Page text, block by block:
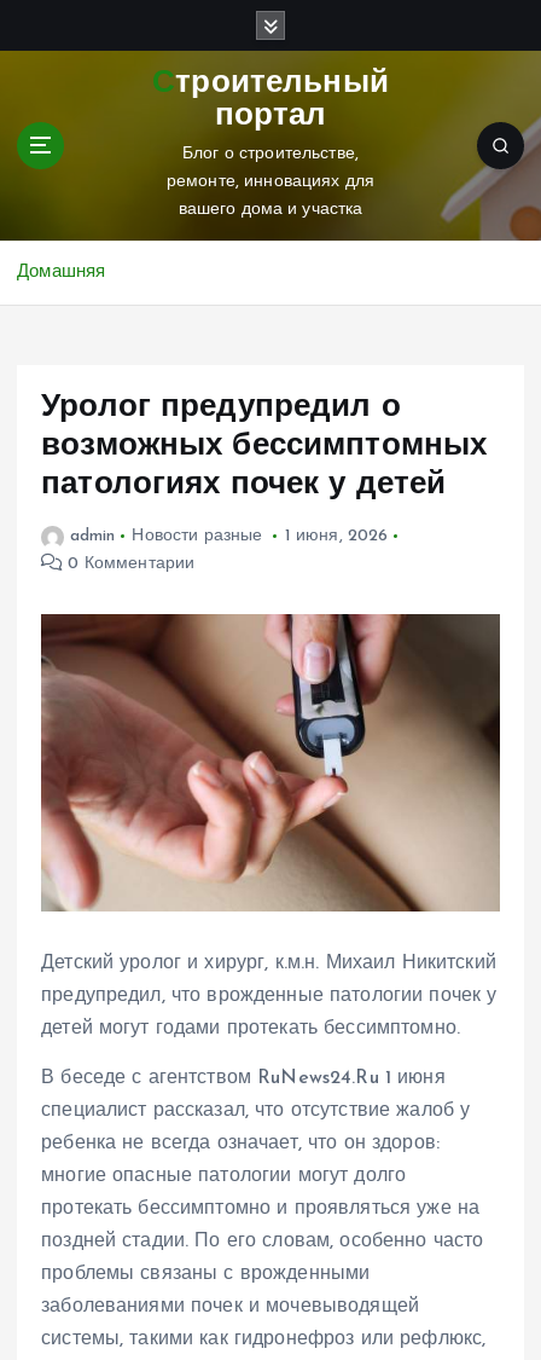
Строительный
портал
Блог о строительстве,
ремонте, инновациях для
вашего дома и участка
Домашняя
Уролог предупредил о
возможных бессимптомных
патологиях почек у детей
admin Новости разные
1 июня, 2026
0 Комментарии
Детский уролог и хирург, к.м.н. Михаил Никитский
предупредил, что врожденные патологии почек у
детей могут годами протекать бессимптомно.
В беседе с агентством RuNews24.Ru 1 июня
специалист рассказал, что отсутствие жалоб у
ребенка не всегда означает, что он здоров:
многие опасные патологии могут долго
протекать бессимптомно и проявляться уже на
поздней стадии. По его словам, особенно часто
проблемы связаны с врожденными
заболеваниями почек и мочевыводящей
системы, такими как гидронефроз или рефлюкс,